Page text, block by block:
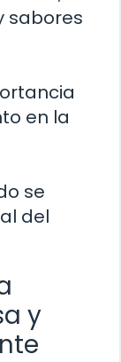
sabores
en la
se
del
y